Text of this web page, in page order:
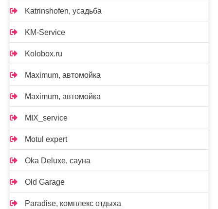
Katrinshofen, усадьба
KM-Service
Kolobox.ru
Maximum, автомойка
Maximum, автомойка
MIX_service
Motul expert
Oka Deluxe, сауна
Old Garage
Paradise, комплекс отдыха